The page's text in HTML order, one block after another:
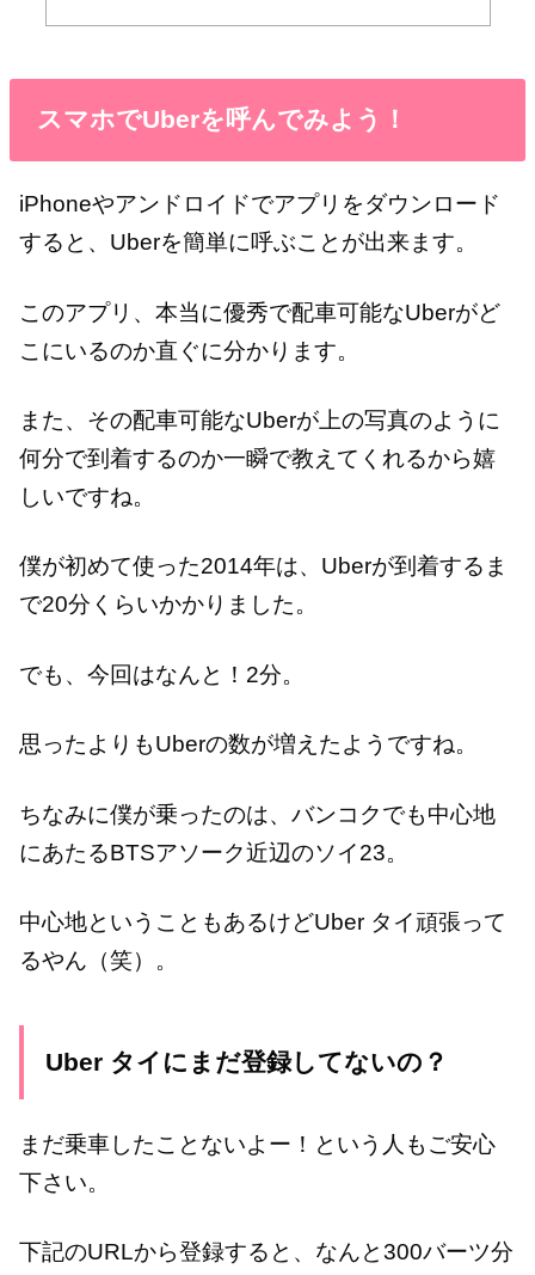
スマホでUberを呼んでみよう！
iPhoneやアンドロイドでアプリをダウンロード
すると、Uberを簡単に呼ぶことが出来ます。
このアプリ、本当に優秀で配車可能なUberがど
こにいるのか直ぐに分かります。
また、その配車可能なUberが上の写真のように
何分で到着するのか一瞬で教えてくれるから嬉
しいですね。
僕が初めて使った2014年は、Uberが到着するま
で20分くらいかかりました。
でも、今回はなんと！2分。
思ったよりもUberの数が増えたようですね。
ちなみに僕が乗ったのは、バンコクでも中心地
にあたるBTSアソーク近辺のソイ23。
中心地ということもあるけどUber タイ頑張って
るやん（笑）。
Uber タイにまだ登録してないの？
まだ乗車したことないよー！という人もご安心
下さい。
下記のURLから登録すると、なんと300バーツ分